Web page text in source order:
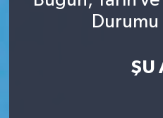
Durumu
ŞU
Son Dakika Haberleri